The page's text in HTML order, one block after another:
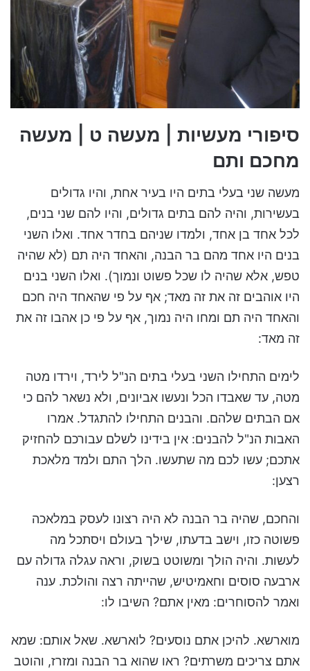
סיפורי מעשיות | מעשה ט | מעשה
מחכם ותם
מעשה שני בעלי בתים היו בעיר אחת, והיו גדולים
בעשירות, והיה להם בתים גדולים, והיו להם שני בנים,
לכל אחד בן אחד, ולמדו שניהם בחדר אחד. ואלו השני
בנים היו אחד מהם בר הבנה, והאחד היה תם (לא שהיה
טפש, אלא שהיה לו שכל פשוט ונמוך). ואלו השני בנים
היו אוהבים זה את זה מאד; אף על פי שהאחד היה חכם
והאחד היה תם ומחו היה נמוך, אף על פי כן אהבו זה את
זה מאד:
לימים התחילו השני בעלי בתים הנ"ל לירד, וירדו מטה
מטה, עד שאבדו הכל ונעשו אביונים, ולא נשאר להם כי
אם הבתים שלהם. והבנים התחילו להתגדל. אמרו
האבות הנ"ל להבנים: אין בידינו לשלם עבורכם להחזיק
אתכם; עשו לכם מה שתעשו. הלך התם ולמד מלאכת
רצען:
והחכם, שהיה בר הבנה לא היה רצונו לעסק במלאכה
פשוטה כזו, וישב בדעתו, שילך בעולם ויסתכל מה
לעשות. והיה הולך ומשוטט בשוק, וראה עגלה גדולה עם
ארבעה סוסים וחאמיטיש, שהייתה רצה והולכת. ענה
ואמר להסוחרים: מאין אתם? השיבו לו:
מוארשא. להיכן אתם נוסעים? לוארשא. שאל אותם: שמא
אתם צריכים משרתים? ראו שהוא בר הבנה ומזרז, והוטב